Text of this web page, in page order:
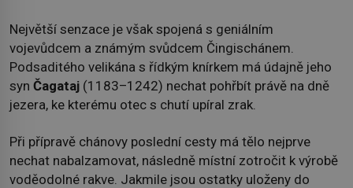
Největší senzace je však spojená s geniálním
vojevůdcem a známým svůdcem Čingischánem.
Podsaditého velikána s řídkým knírkem má údajně jeho
syn Čagataj (1183–1242) nechat pohřbít právě na dně
jezera, ke kterému otec s chutí upíral zrak.
Při přípravě chánovy poslední cesty má tělo nejprve
nechat nabalzamovat, následně místní zotročit k výrobě
voděodolné rakve. Jakmile jsou ostatky uloženy do